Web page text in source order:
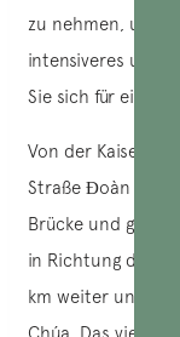
zu nehmen, um
intensiveres und
Sie sich für eine
Von der
Straße Đoàn Thị
Brücke und
in Richtung der
km weiter und Sie